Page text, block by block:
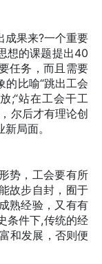
果来?一个重要
想的课题提出40
任务，而且需要
的比喻“跳出工会
;“站在工会干工
尔后才有理论创
局面。
势，工会要有所
故步自封，囿于
熟经验，又有有
条件下,传统的经
和发展，否则便